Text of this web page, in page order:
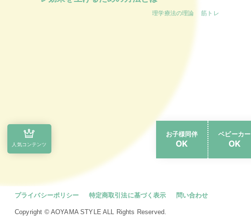
理学療法の理論 筋トレ
お子様同伴
OK
ベビーカー
OK
人気コンテンツ
プライバシーポリシー 特定商取引法に基づく表示 問い合わせ
Copyright © AOYAMA STYLE ALL Rights Reserved.